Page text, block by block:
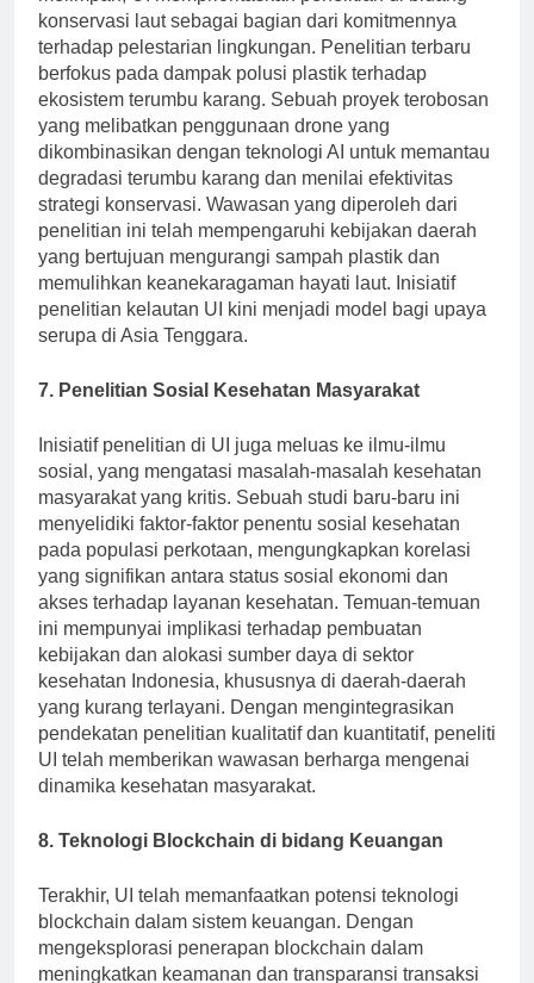
melimpah, UI memprioritaskan penelitian di bidang
konservasi laut sebagai bagian dari komitmennya
terhadap pelestarian lingkungan. Penelitian terbaru
berfokus pada dampak polusi plastik terhadap
ekosistem terumbu karang. Sebuah proyek terobosan
yang melibatkan penggunaan drone yang
dikombinasikan dengan teknologi AI untuk memantau
degradasi terumbu karang dan menilai efektivitas
strategi konservasi. Wawasan yang diperoleh dari
penelitian ini telah mempengaruhi kebijakan daerah
yang bertujuan mengurangi sampah plastik dan
memulihkan keanekaragaman hayati laut. Inisiatif
penelitian kelautan UI kini menjadi model bagi upaya
Inisiatif penelitian di UI juga meluas ke ilmu-ilmu
sosial, yang mengatasi masalah-masalah kesehatan
masyarakat yang kritis. Sebuah studi baru-baru ini
menyelidiki faktor-faktor penentu sosial kesehatan
pada populasi perkotaan, mengungkapkan korelasi
yang signifikan antara status sosial ekonomi dan
akses terhadap layanan kesehatan. Temuan-temuan
ini mempunyai implikasi terhadap pembuatan
kebijakan dan alokasi sumber daya di sektor
kesehatan Indonesia, khususnya di daerah-daerah
yang kurang terlayani. Dengan mengintegrasikan
pendekatan penelitian kualitatif dan kuantitatif, peneliti
UI telah memberikan wawasan berharga mengenai
Terakhir, UI telah memanfaatkan potensi teknologi
blockchain dalam sistem keuangan. Dengan
mengeksplorasi penerapan blockchain dalam